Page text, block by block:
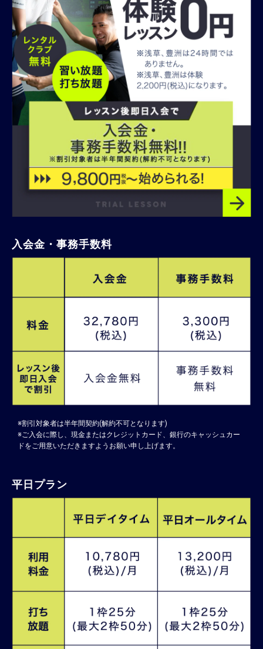
入会金・事務手数料
※割引対象者は半年間契約(解約不可となります)
※ご入会に際し、現金またはクレジットカード、銀行のキャッシュカー
ドをご用意いただきますようお願い申し上げます。
平日プラン